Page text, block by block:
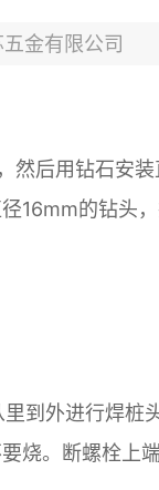
金有限公司
然后用钻石安
16mm的钻头，
到外进行焊桩
烧。断螺栓上